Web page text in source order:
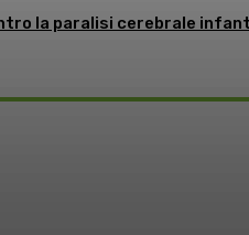
la paralisi cerebrale